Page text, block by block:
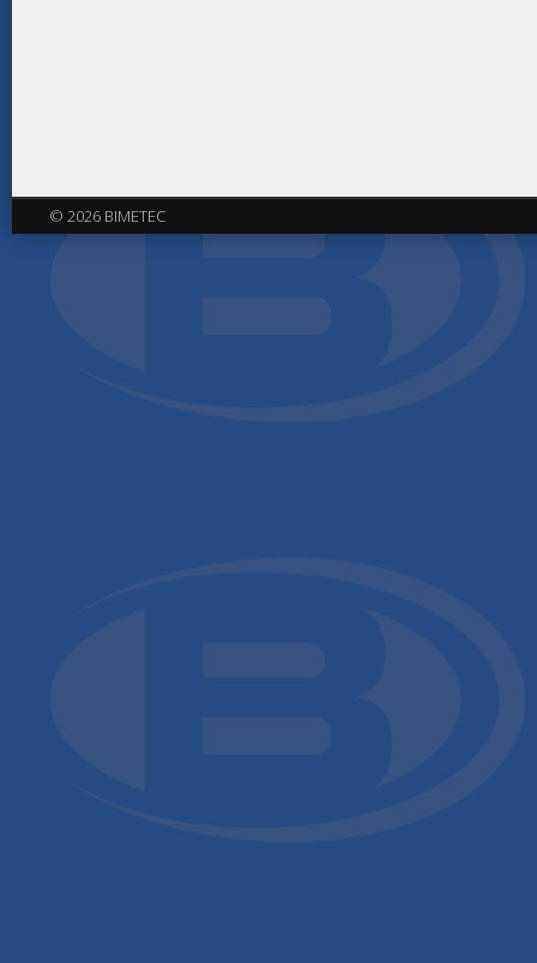
© 2026 BIMETEC